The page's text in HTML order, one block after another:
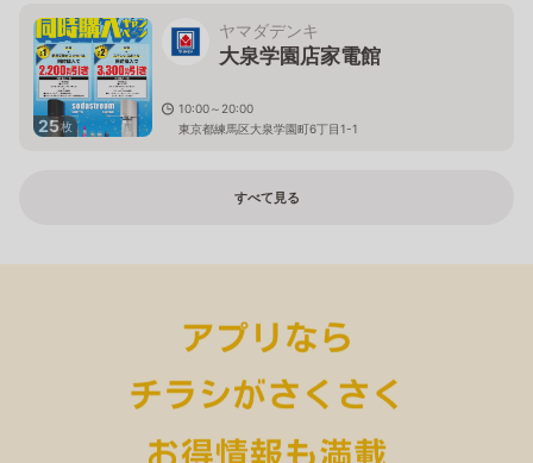
25枚
ヤマダデンキ
大泉学園店家電館
10:00～20:00
東京都練馬区大泉学園町6丁目1-1
すべて見る